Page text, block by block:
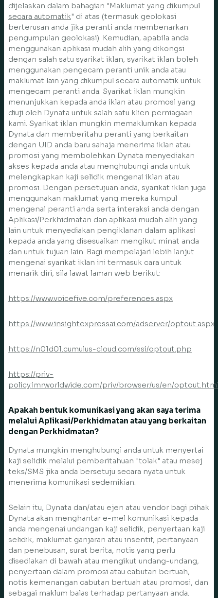
dijelaskan dalam bahagian "Maklumat yang dikumpul
secara automatik" di atas (termasuk geolokasi
berterusan anda jika peranti anda membenarkan
pengumpulan geolokasi). Kemudian, apabila anda
menggunakan aplikasi mudah alih yang dikongsi
dengan salah satu syarikat iklan, syarikat iklan boleh
menggunakan pengecam peranti unik anda atau
maklumat lain yang dikumpul secara automatik untuk
mengecam peranti anda. Syarikat iklan mungkin
menunjukkan kepada anda iklan atau promosi yang
diuji oleh Dynata untuk salah satu klien perniagaan
kami. Syarikat iklan mungkin memaklumkan kepada
Dynata dan memberitahu peranti yang berkaitan
dengan UID anda baru sahaja menerima iklan atau
promosi yang membolehkan Dynata menyediakan
akses kepada anda atau menghubungi anda untuk
melengkapkan kaji selidik mengenai iklan atau
promosi. Dengan persetujuan anda, syarikat iklan juga
menggunakan maklumat yang mereka kumpul
mengenai peranti anda serta interaksi anda dengan
Aplikasi/Perkhidmatan dan aplikasi mudah alih yang
lain untuk menyediakan pengiklanan dalam aplikasi
kepada anda yang disesuaikan mengikut minat anda
dan untuk tujuan lain. Bagi mempelajari lebih lanjut
mengenai syarikat iklan ini termasuk cara untuk
menarik diri, sila lawat laman web berikut:
https://www.voicefive.com/preferences.aspx
https://www.insightexpressai.com/adserver/optout.aspx
https://n01d01.cumulus-cloud.com/ssi/optout.php
https://priv-
policy.imrworldwide.com/priv/browser/us/en/
Apakah bentuk komunikasi yang akan saya terima
melalui Aplikasi/Perkhidmatan atau yang berkaitan
dengan Perkhidmatan?
Dynata mungkin menghubungi anda untuk menyertai
kaji selidik melalui pemberitahuan "tolak" atau mesej
teks/SMS jika anda bersetuju secara nyata untuk
menerima komunikasi sedemikian.
Selain itu, Dynata dan/atau ejen atau vendor bagi pihak
Dynata akan menghantar e-mel komunikasi kepada
anda mengenai undangan kaji selidik, penyertaan kaji
selidik, maklumat ganjaran atau insentif, pertanyaan
dan penebusan, surat berita, notis yang perlu
disediakan di bawah atau mengikut undang-undang,
penyertaan dalam promosi atau cabutan bertuah,
notis kemenangan cabutan bertuah atau promosi, dan
sebagai maklum balas terhadap pertanyaan anda.